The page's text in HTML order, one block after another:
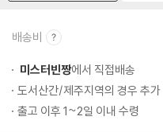
배송비
미스터빈짱에서 직접배송
도서산간/제주지역의 경우 추
출고 이후 1~2일 이내 수령